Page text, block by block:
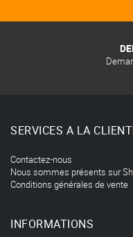
SERVICES A LA
Contactez-nous
Nous sommes présents sur
Conditions générales de vente
INFORMATIONS